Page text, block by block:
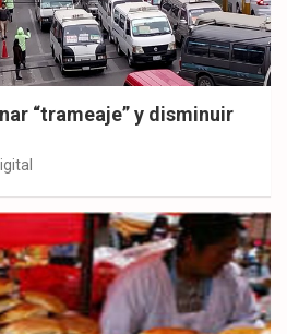
“trameaje” y disminuir